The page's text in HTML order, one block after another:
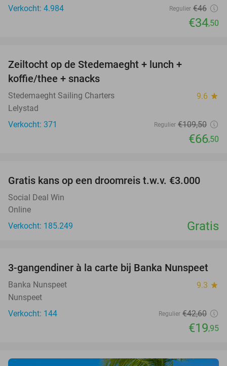
Verkocht: 4.984
Regulier €46
€34,50
Zeiltocht op de Stedemaeght + lunch +
koffie/thee + snacks
Stedemaeght Sailing Charters 9.6 star
Lelystad
Verkocht: 371
Regulier €109,50
€66,50
Gratis kans op een droomreis t.w.v. €3.000
Social Deal Win
Online
Verkocht: 185.249
Gratis
53%
3-gangendiner à la carte bij Banka Nunspeet
Banka Nunspeet 9.3 star
Nunspeet
Verkocht: 144
Regulier €42,60
€19,95